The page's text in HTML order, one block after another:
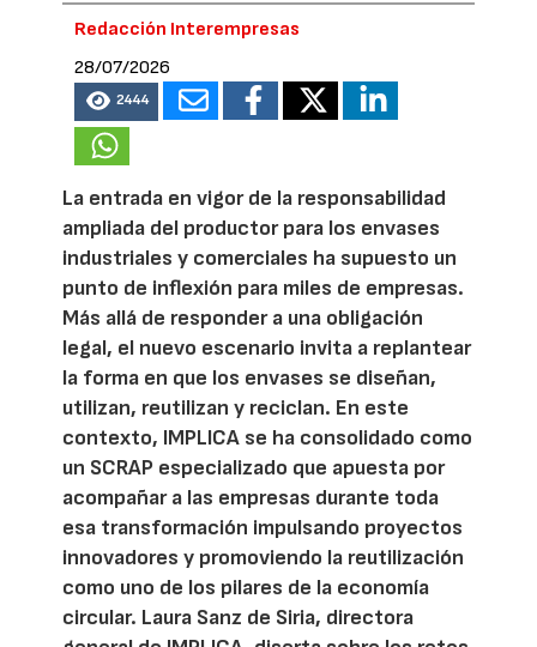
Redacción Interempresas
28/07/2026
2444
La entrada en vigor de la responsabilidad
ampliada del productor para los envases
industriales y comerciales ha supuesto un
punto de inflexión para miles de empresas.
Más allá de responder a una obligación
legal, el nuevo escenario invita a replantear
la forma en que los envases se diseñan,
utilizan, reutilizan y reciclan. En este
contexto, IMPLICA se ha consolidado como
un SCRAP especializado que apuesta por
acompañar a las empresas durante toda
esa transformación impulsando proyectos
innovadores y promoviendo la reutilización
como uno de los pilares de la economía
circular. Laura Sanz de Siria, directora